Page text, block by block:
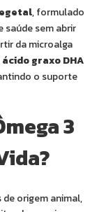
, formulado
saúde sem abrir
da microalga
ácido graxo DHA
o suporte
3
de origem animal,